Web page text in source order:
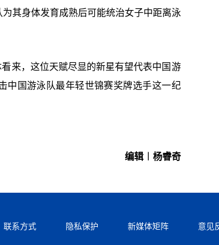
其身体发育成熟后可能统治女子中距离泳
来，这位天赋尽显的新星有望代表中国游
中国游泳队最年轻世锦赛奖牌选手这一纪
编辑︱杨睿奇
联系方式 隐私保护 新媒体矩阵 意见